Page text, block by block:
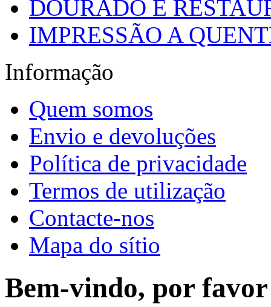
DOURADO E
IMPRESSÃO A
Informação
Quem somos
Envio e devoluções
Política de privacidade
Termos de utilização
Contacte-nos
Mapa do sítio
Bem-vindo, por favor